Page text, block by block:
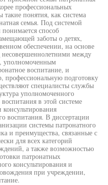
профессиональных
понятия, как система
семья. Под системой
способ
заботы о детях,
обеспечении, на основе
между
уполномоченным
воспитание, и
профессиональную подготовку
специалисты службы
уполномоченного
в этой системе
воспитания. В диссертации
системы патронатного
и преимущества, связанные с
для всех категорий
а также возможностью
патронатных
консультирования и
при учреждении,